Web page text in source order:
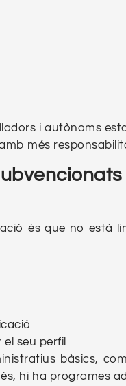
i autònoms
més
és que no està
seu perfil
bàsics,
hi ha programes